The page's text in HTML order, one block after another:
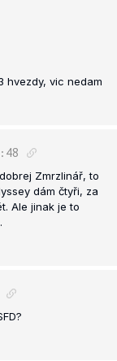
hvezdy, vic nedam
Zmrzlinář, to
dám čtyři, za
Ale jinak je to
.